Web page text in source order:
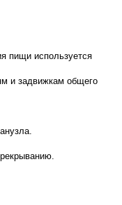
пищи используется
и задвижкам общего